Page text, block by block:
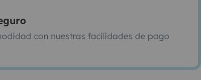
con nuestras facilidades de pago